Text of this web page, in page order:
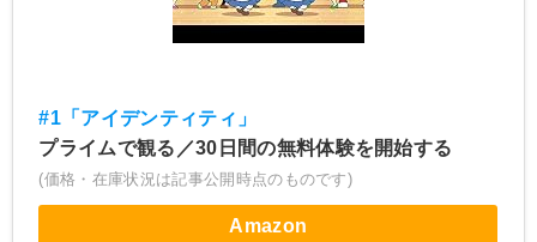
#1「アイデンティティ」
プライムで観る／30日間の無料体験を開始する
(価格・在庫状況は記事公開時点のものです)
Amazon